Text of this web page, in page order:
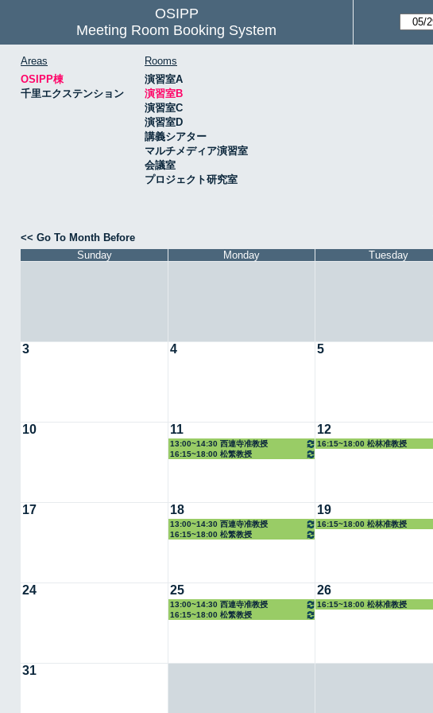
OSIPP
Meeting Room Booking System
Areas
OSIPP棟
千里エクステンション
Rooms
演習室A
演習室B
演習室C
演習室D
講義シアター
マルチメディア演習室
会議室
プロジェクト研究室
<< Go To Month Before
Sunday
Monday Tuesday
3 4 5
10 11
13:00~14:30 西連寺准教授
16:15~18:00 松繁教授
12
16:15~18:00 松林准教授
17 18
13:00~14:30 西連寺准教授
16:15~18:00 松繁教授
19
16:15~18:00 松林准教授
24 25
13:00~14:30 西連寺准教授
16:15~18:00 松繁教授
26
16:15~18:00 松林准教授
31